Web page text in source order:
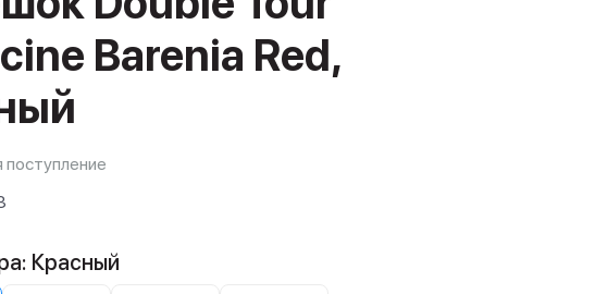
Barenia Red,
Красный